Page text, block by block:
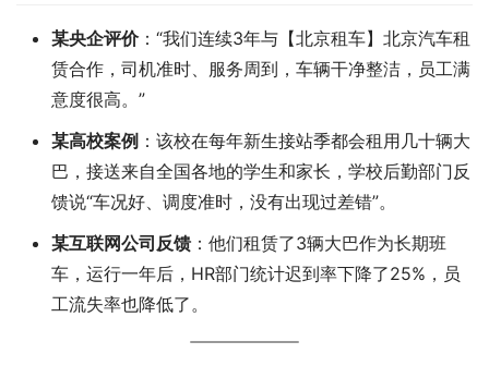
某央企评价：“我们连续3年与【北京租车】北京汽车租
赁合作，司机准时、服务周到，车辆干净整洁，员工满
意度很高。”
某高校案例 ：该校在每年新生接站季都会租用几十辆大
巴，接送来自全国各地的学生和家长，学校后勤部门反
馈说“车况好、调度准时，没有出现过差错”。
某互联网公司反馈 ：他们租赁了3辆大巴作为长期班
车，运行一年后，HR部门统计迟到率下降了25%，员
工流失率也降低了。